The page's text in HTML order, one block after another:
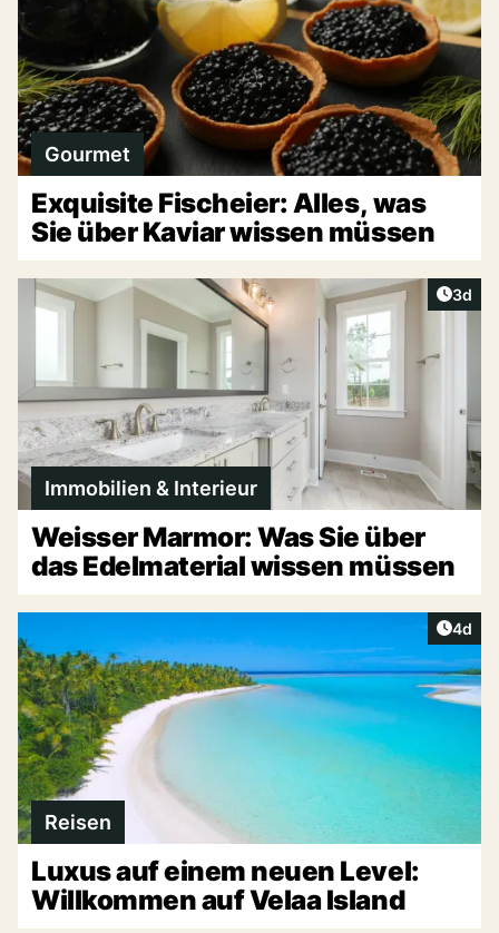
Gourmet
Exquisite Fischeier: Alles, was
Sie über Kaviar wissen müssen
3d
Immobilien & Interieur
Weisser Marmor: Was Sie über
das Edelmaterial wissen müssen
4d
Reisen
Luxus auf einem neuen Level:
Willkommen auf Velaa Island